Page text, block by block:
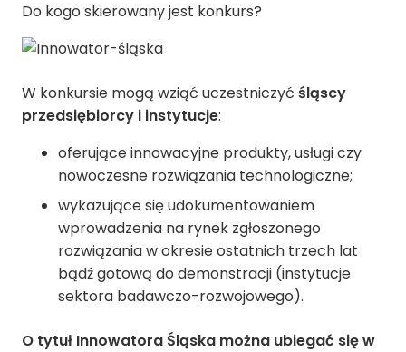
Do kogo skierowany jest konkurs?
W konkursie mogą wziąć uczestniczyć śląscy
przedsiębiorcy i instytucje:
oferujące innowacyjne produkty, usługi czy
nowoczesne rozwiązania technologiczne;
wykazujące się udokumentowaniem
wprowadzenia na rynek zgłoszonego
rozwiązania w okresie ostatnich trzech lat
bądź gotową do demonstracji (instytucje
sektora badawczo-rozwojowego).
O tytuł Innowatora Śląska można ubiegać się w